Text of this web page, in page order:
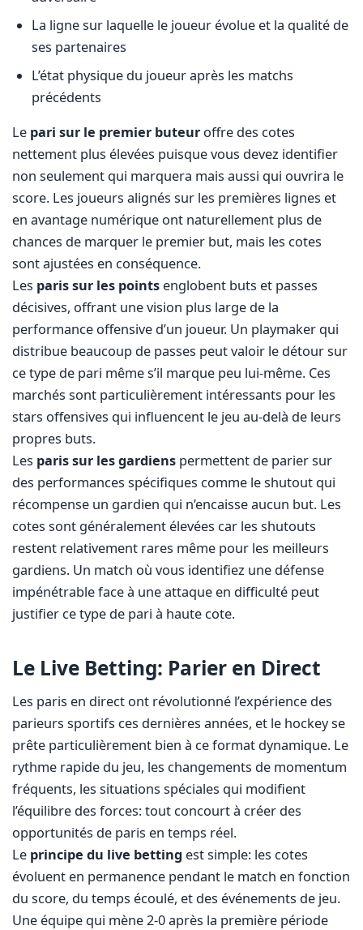
La ligne sur laquelle le joueur évolue et la qualité de
ses partenaires
L’état physique du joueur après les matchs
précédents
Le pari sur le premier buteur offre des cotes
nettement plus élevées puisque vous devez identifier
non seulement qui marquera mais aussi qui ouvrira le
score. Les joueurs alignés sur les premières lignes et
en avantage numérique ont naturellement plus de
chances de marquer le premier but, mais les cotes
sont ajustées en conséquence.
Les paris sur les points englobent buts et passes
décisives, offrant une vision plus large de la
performance offensive d’un joueur. Un playmaker qui
distribue beaucoup de passes peut valoir le détour sur
ce type de pari même s’il marque peu lui-même. Ces
marchés sont particulièrement intéressants pour les
stars offensives qui influencent le jeu au-delà de leurs
propres buts.
Les paris sur les gardiens permettent de parier sur
des performances spécifiques comme le shutout qui
récompense un gardien qui n’encaisse aucun but. Les
cotes sont généralement élevées car les shutouts
restent relativement rares même pour les meilleurs
gardiens. Un match où vous identifiez une défense
impénétrable face à une attaque en difficulté peut
justifier ce type de pari à haute cote.
Le Live Betting: Parier en Direct
Les paris en direct ont révolutionné l’expérience des
parieurs sportifs ces dernières années, et le hockey se
prête particulièrement bien à ce format dynamique. Le
rythme rapide du jeu, les changements de momentum
fréquents, les situations spéciales qui modifient
l’équilibre des forces: tout concourt à créer des
opportunités de paris en temps réel.
Le principe du live betting est simple: les cotes
évoluent en permanence pendant le match en fonction
du score, du temps écoulé, et des événements de jeu.
Une équipe qui mène 2-0 après la première période